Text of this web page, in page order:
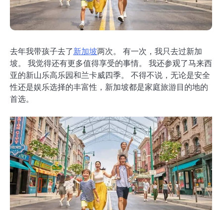
去年我带孩子去了新加坡两次。 有一次，我只去过新加
坡。 我觉得还有更多值得享受的事情。 我还参观了马来西
亚的新山乐高乐园和兰卡威四季。 不得不说，无论是安全
性还是娱乐选择的丰富性，新加坡都是家庭旅游目的地的
首选。